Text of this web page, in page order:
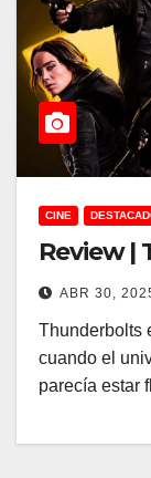
CINE
Review |
ABR 30,
Thunderbolts
cuando el
parecía estar